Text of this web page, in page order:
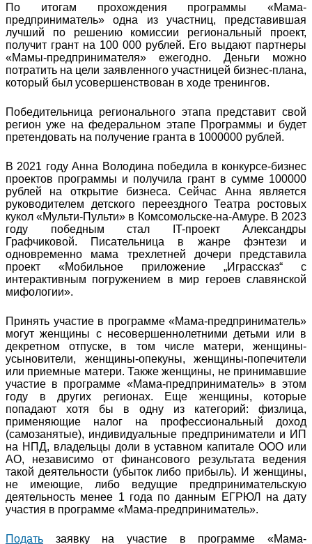
По итогам прохождения программы «Мама-
предприниматель» одна из участниц, представившая
лучший по решению комиссии региональный проект,
получит грант на 100 000 рублей. Его выдают партнеры
«Мамы-предпринимателя» ежегодно. Деньги можно
потратить на цели заявленного участницей бизнес-плана,
который был усовершенствован в ходе тренингов.
Победительница регионального этапа представит свой
регион уже на федеральном этапе Программы и будет
претендовать на получение гранта в 1000000 рублей.
В 2021 году Анна Володина победила в конкурсе-бизнес
проектов программы и получила грант в сумме 100000
рублей на открытие бизнеса. Сейчас Анна является
руководителем детского переездного Театра ростовых
кукол «Мульти-Пульти» в Комсомольске-на-Амуре. В 2023
году победным стал IT-проект Александры
Графчиковой. Писательница в жанре фэнтези и
одновременно мама трехлетней дочери представила
проект «Мобильное приложение „Играссказ“ с
интерактивным погружением в мир героев славянской
мифологии».
Принять участие в программе «Мама-предприниматель»
могут женщины с несовершеннолетними детьми или в
декретном отпуске, в том числе матери, женщины-
усыновители, женщины-опекуны, женщины-попечители
или приемные матери. Также женщины, не принимавшие
участие в программе «Мама-предприниматель» в этом
году в других регионах. Еще женщины, которые
попадают хотя бы в одну из категорий: физлица,
применяющие налог на профессиональный доход
(самозанятые), индивидуальные предприниматели и ИП
на НПД, владельцы доли в уставном капитале ООО или
АО, независимо от финансового результата ведения
такой деятельности (убыток либо прибыль). И женщины,
не имеющие, либо ведущие предпринимательскую
деятельность менее 1 года по данным ЕГРЮЛ на дату
участия в программе «Мама-предприниматель».
Подать заявку на участие в программе «Мама-